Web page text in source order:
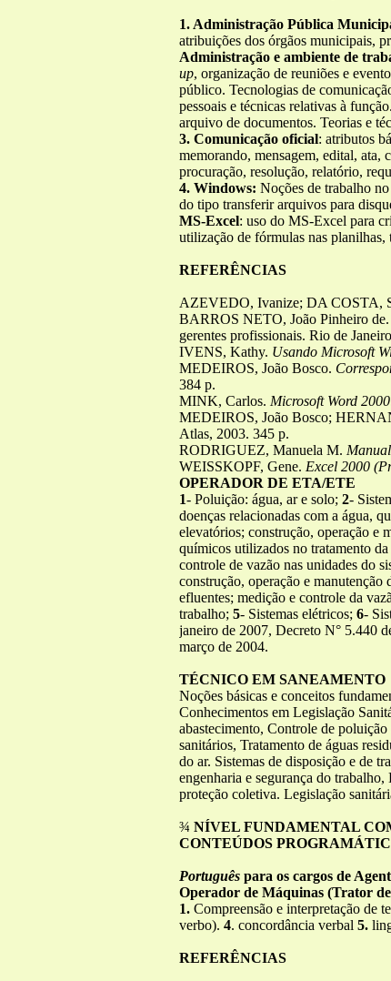
1. Administração Pública
atribuições dos órgãos municipais,
Administração e ambiente de
up, organização de reuniões e
público. Tecnologias de
pessoais e técnicas relativas à
arquivo de documentos. Teorias e
3. Comunicação oficial: atributos
memorando, mensagem, edital, ata,
procuração, resolução, relatório,
4. Windows: Noções de trabalho
do tipo transferir arquivos para
MS-Excel: uso do MS-Excel para
utilização de fórmulas nas
REFERÊNCIAS
AZEVEDO, Ivanize; DA COSTA,
BARROS NETO, João Pinheiro de.
gerentes profissionais. Rio de
IVENS, Kathy. Usando Microsoft
MEDEIROS, João Bosco.
384 p.
MINK, Carlos. Microsoft Word 2000
MEDEIROS, João Bosco;
Atlas, 2003. 345 p.
RODRIGUEZ, Manuela M.
WEISSKOPF, Gene. Excel 2000
OPERADOR DE ETA/ETE
1- Poluição: água, ar e solo; 2-
doenças relacionadas com a água,
elevatórios; construção, operação e
químicos utilizados no tratamento
controle de vazão nas unidades do
construção, operação e manutenção
efluentes; medição e controle da
trabalho; 5- Sistemas elétricos; 6-
janeiro de 2007, Decreto N° 5.440
março de 2004.
TÉCNICO EM SANEAMENTO
Noções básicas e conceitos
Conhecimentos em Legislação
abastecimento, Controle de
sanitários, Tratamento de águas
do ar. Sistemas de disposição e de
engenharia e segurança do
proteção coletiva. Legislação
¾ NÍVEL FUNDAMENTAL
CONTEÚDOS
Português para os cargos de
Operador de Máquinas (Trator
1. Compreensão e interpretação de
verbo). 4. concordância verbal 5.
REFERÊNCIAS